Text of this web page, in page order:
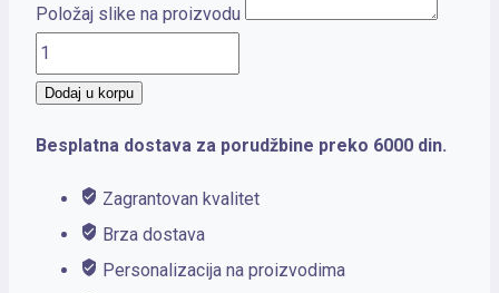
Položaj slike na proizvodu
SEAGULL
količina
Dodaj u korpu
Besplatna dostava za porudžbine preko 6000 din.
Zagrantovan kvalitet
Brza dostava
Personalizacija na proizvodima